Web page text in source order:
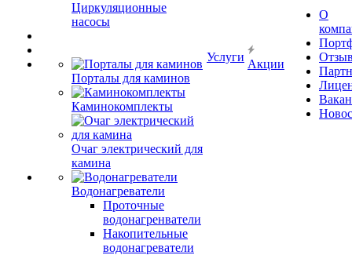
Циркуляционные
насосы
Порталы для каминов
Каминокомплекты
Очаг электрический для
камина
Водонагреватели
Проточные
водонагренватели
Накопительные
водонагреватели
Услуги
Акции
О